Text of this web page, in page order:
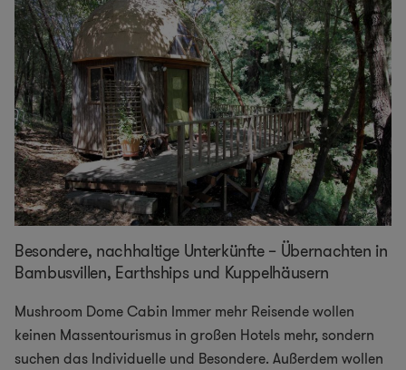
Besondere, nachhaltige Unterkünfte – Übernachten in
Bambusvillen, Earthships und Kuppelhäusern
Mushroom Dome Cabin Immer mehr Reisende wollen
keinen Massentourismus in großen Hotels mehr, sondern
suchen das Individuelle und Besondere. Außerdem wollen